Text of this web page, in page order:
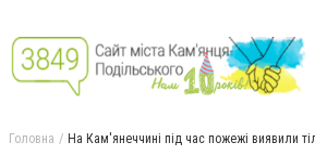
Головна На Кам'янеччині під час пожежі виявили